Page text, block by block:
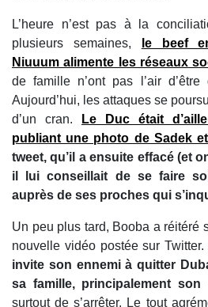
L’heure n’est pas à la
plusieurs semaines,
le beef
Niuuum alimente les réseaux
de famille n’ont pas l’air
Aujourd’hui, les attaques se
d’un cran.
Le Duc était
publiant une photo de Sadek
tweet, qu’il a ensuite effacé (et
il lui conseillait de se faire
auprès de ses proches qui
Un peu plus tard, Booba a réitéré
nouvelle vidéo postée sur Twitter.
invite son ennemi à quitter
sa famille, principalement son
surtout de s’arrêter. Le tout